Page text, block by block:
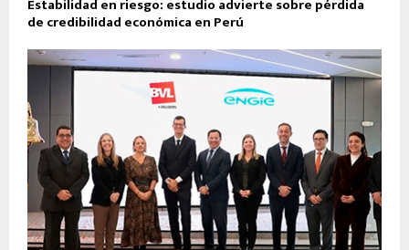
Estabilidad en riesgo: estudio advierte sobre pérdida
de credibilidad económica en Perú